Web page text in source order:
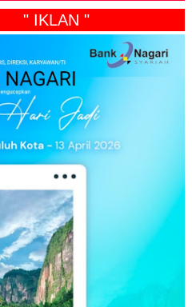
" IKLAN "